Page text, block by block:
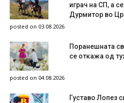
играч на СП, а
Дурмитор во
posted on 03.08.2026
Поранешната
се откажа од
posted on 04.08.2026
Густаво Лопез